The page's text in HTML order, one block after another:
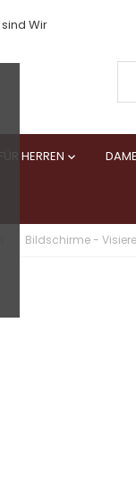
Wir
HERREN 
Bildschirme -